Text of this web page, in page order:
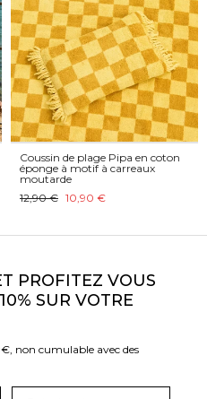
Coussin de plage Pipa en coton
éponge à motif à carreaux
moutarde
12,90 € 10,90 €
PROFITEZ VOUS
SUR VOTRE
non cumulable avec des